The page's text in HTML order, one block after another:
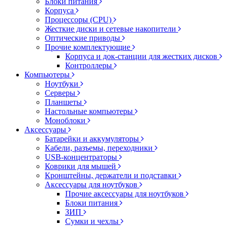
Корпуса
Процессоры (CPU)
Жесткие диски и сетевые накопители
Оптические приводы
Прочие комплектующие
Корпуса и док-станции для жестких дисков
Контроллеры
Компьютеры
Ноутбуки
Серверы
Планшеты
Настольные компьютеры
Моноблоки
Аксессуары
Батарейки и аккумуляторы
Кабели, разъемы, переходники
USB-концентраторы
Коврики для мышей
Кронштейны, держатели и подставки
Аксессуары для ноутбуков
Прочие аксессуары для ноутбуков
Блоки питания
ЗИП
Сумки и чехлы